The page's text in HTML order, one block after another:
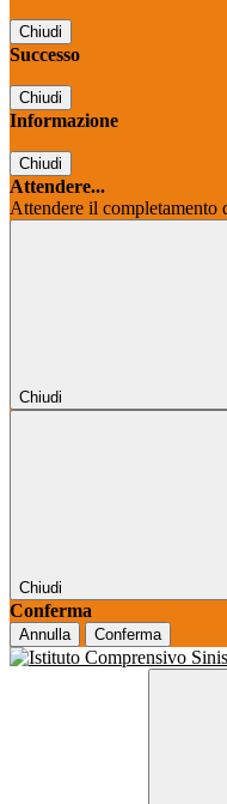
Chiudi
Successo
Chiudi
Informazione
Chiudi
Attendere...
Attendere il completamento
Chiudi
Chiudi
Conferma
Annulla Conferma